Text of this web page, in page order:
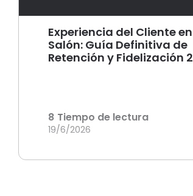
Experiencia del Cliente
Salón: Guía Definitiva de
Retención y Fidelización
8 Tiempo de lectura
19/6/2026